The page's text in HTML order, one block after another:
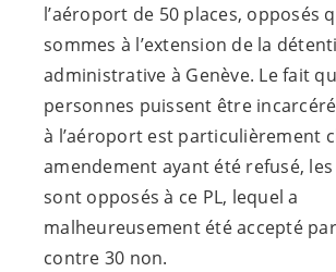
l’aéroport de 50 places, opposés
sommes à l’extension de la
administrative à Genève. Le fait
personnes puissent être
à l’aéroport est particulièrement
amendement ayant été refusé,
sont opposés à ce PL, lequel a
malheureusement été accepté
contre 30 non.